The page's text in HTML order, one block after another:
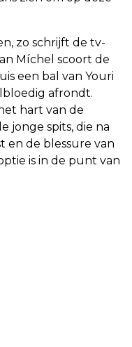
zo schrijft de tv-
Míchel scoort de
een bal van Youri
afrondt.
hart van de
jonge spits, die na
en de blessure van
is in de punt van